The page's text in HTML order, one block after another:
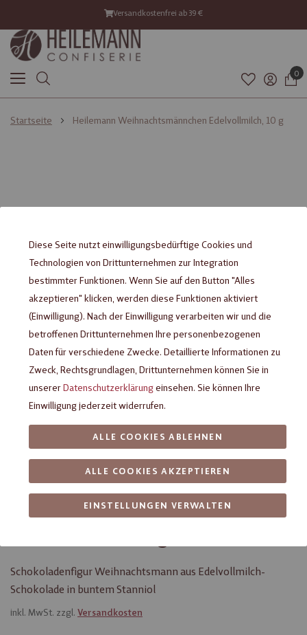
Versandkostenfrei ab 39 €
0
Startseite Heilemann Weihnachtsmännchen Edelvollmilch, 10 g
Heilemann
Weihnachtsmännchen
Schokoladenfigur Weihnachtsmann aus Edelvollmilch-
Schokolade in buntem Stanniol
inkl. MwSt. zzgl. Versandkosten
Diese Seite nutzt einwilligungsbedürftige Cookies und
Technologien von Drittunternehmen zur Integration
bestimmter Funktionen. Wenn Sie auf den Button "Alles
akzeptieren" klicken, werden diese Funktionen aktiviert
(Einwilligung). Nach der Einwilligung verarbeiten wir und die
betroffenen Drittunternehmen Ihre personenbezogenen
Daten für verschiedene Zwecke. Detaillierte Informationen zu
Zweck, Rechtsgrundlagen, Drittunternehmen können Sie in
unsererDatenschutzerklärungeinsehen. Sie können Ihre
Einwilligung jederzeit widerrufen.
EINSTELLUNGEN VERWALTEN
ALLE COOKIES AKZEPTIEREN
ALLE COOKIES ABLEHNEN